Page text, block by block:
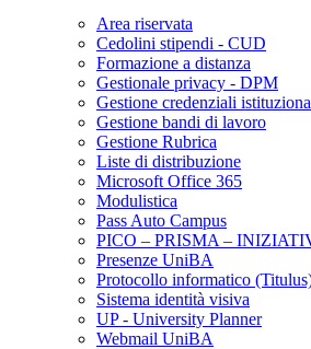
Area riservata
Cedolini stipendi - CUD
Formazione a distanza
Gestionale privacy - DPM
Gestione credenziali
Gestione bandi di lavoro
Gestione Rubrica
Liste di distribuzione
Microsoft Office 365
Modulistica
Pass Auto Campus
PICO – PRISMA –
Presenze UniBA
Protocollo informatico
Sistema identità visiva
UP - University Planner
Webmail UniBA